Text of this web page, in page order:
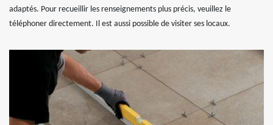
adaptés. Pour recueillir les renseignements plus précis, veuillez le
téléphoner directement. Il est aussi possible de visiter ses locaux.